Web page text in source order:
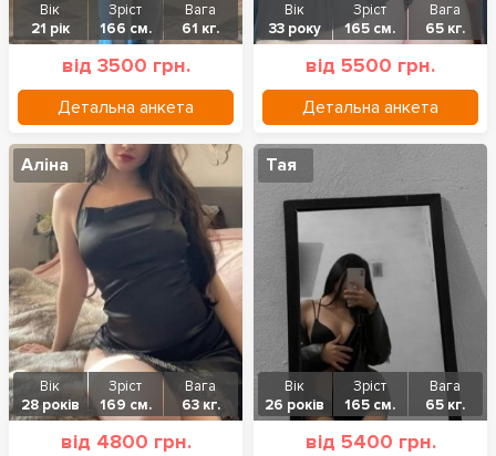
Вік
21 рік
Зріст
166 см.
Вага
61 кг.
від 3500 грн.
Детальна анкета
Вік
33 року
Зріст
165 см.
Вага
65 кг.
від 5500 грн.
Детальна анкета
Аліна
Вік
28 років
Зріст
169 см.
Вага
63 кг.
від 4800 грн.
Тая
Вік
26 років
Зріст
165 см.
Вага
65 кг.
від 5400 грн.